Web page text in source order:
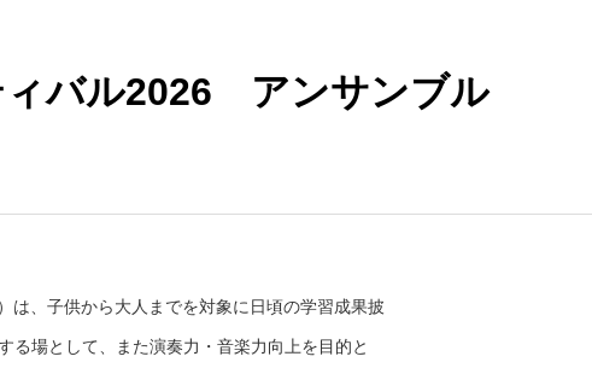
ィバル2026 アンサンブル
は、子供から大人までを対象に日頃の学習成果披
る場として、また演奏力・音楽力向上を目的と